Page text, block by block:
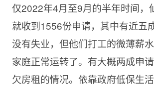
仅2022年4月至9月的半年时间，
就收到1556份申请，其中有近五
没有失业，但他们打工的微薄薪
家庭正常运转了。有大概两成申
欠房租的情况。依靠政府低保生